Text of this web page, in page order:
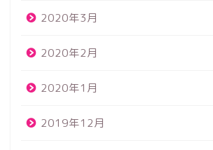
2020年3月
2020年2月
2020年1月
2019年12月